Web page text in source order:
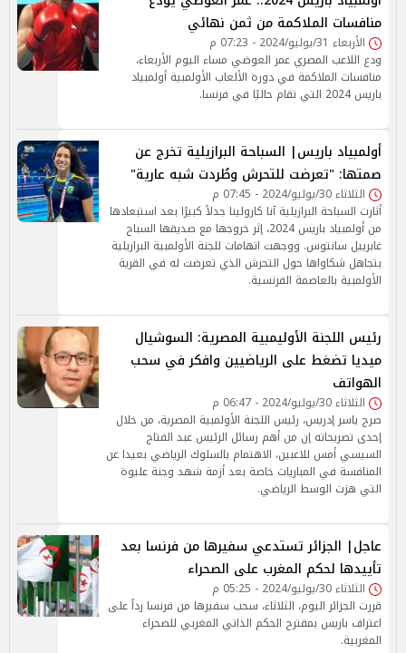
منافسات الملاكمة من ثمن نهائي
الأربعاء 31/يوليو/2024 - 07:23 م
ودع اللاعب المصري عمر العوضي مساء اليوم الأربعاء،
منافسات الملاكمة في دورة الألعاب الأولمبية أولمبياد
باريس 2024 التي تقام حاليًا في فرنسا.
أولمبياد باريس| السباحة البرازيلية تخرج عن
صمتها: "تعرضت للتحرش وطُردت شبه عارية"
الثلاثاء 30/يوليو/2024 - 07:45 م
أثارت السباحة البرازيلية آنا كارولينا جدلاً كبيرًا بعد استبعادها
من أولمبياد باريس 2024، إثر خروجها مع صديقها السباح
غابرييل سانتوس. ووجهت اتهامات للجنة الأولمبية البرازيلية
بتجاهل شكاواها حول التحرش الذي تعرضت له في القرية
الأولمبية بالعاصمة الفرنسية.
رئيس اللجنة الأوليمبية المصرية: السوشيال
ميديا تضغط على الرياضيين وافكر في سحب
الهواتف
الثلاثاء 30/يوليو/2024 - 06:47 م
صرح ياسر إدريس، رئيس اللجنة الأولمبية المصرية، من خلال
إحدى تصريحاته إن من أهم رسائل الرئيس عبد الفتاح
السيسي أمس للاعبين، الاهتمام بالسلوك الرياضي بعيدا عن
المنافسة في المباريات خاصة بعد أزمة شهد وجنة عليوة
التي هزت الوسط الرياضي.
عاجل| الجزائر تستدعي سفيرها من فرنسا بعد
تأييدها لحكم المغرب على الصحراء
الثلاثاء 30/يوليو/2024 - 05:25 م
قررت الجزائر اليوم، الثلاثاء، سحب سفيرها من فرنسا رداً على
اعتراف باريس بمقترح الحكم الذاتي المغربي للصحراء
المغربية.